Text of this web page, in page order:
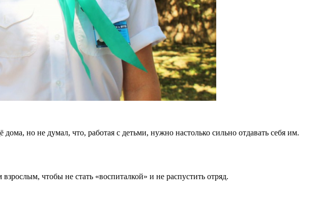
но не думал, что, работая с детьми, нужно настолько сильно отдавать себя им.
чтобы не стать «воспиталкой» и не распустить отряд.